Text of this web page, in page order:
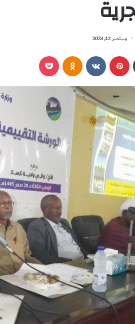
سبتمبر 12, 2023